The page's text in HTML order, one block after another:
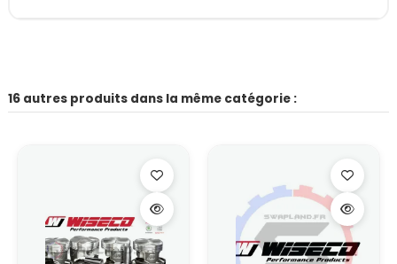
16 autres produits dans la même catégorie :